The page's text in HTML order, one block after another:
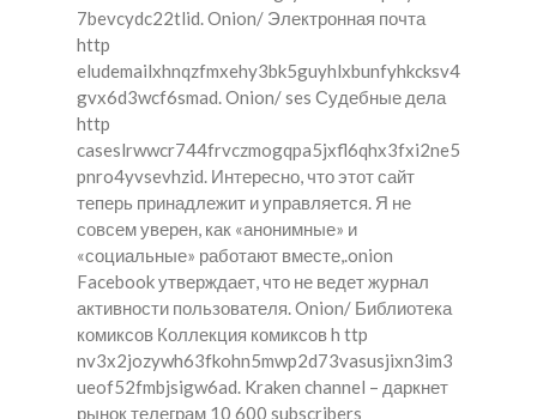
7bevcydc22tlid. Onion/ Электронная почта
http
eludemailxhnqzfmxehy3bk5guyhlxbunfyhkcksv4
gvx6d3wcf6smad. Onion/ ses Судебные дела
http
caseslrwwcr744frvczmogqpa5jxfl6qhx3fxi2ne5
pnro4yvsevhzid. Интересно, что этот сайт
теперь принадлежит и управляется. Я не
совсем уверен, как «анонимные» и
«социальные» работают вместе,.onion
Facebook утверждает, что не ведет журнал
активности пользователя. Onion/ Библиотека
комиксов Коллекция комиксов h ttp
nv3x2jozywh63fkohn5mwp2d73vasusjixn3im3
ueof52fmbjsigw6ad. Kraken channel – даркнет
рынок телеграм 10 600 subscribers